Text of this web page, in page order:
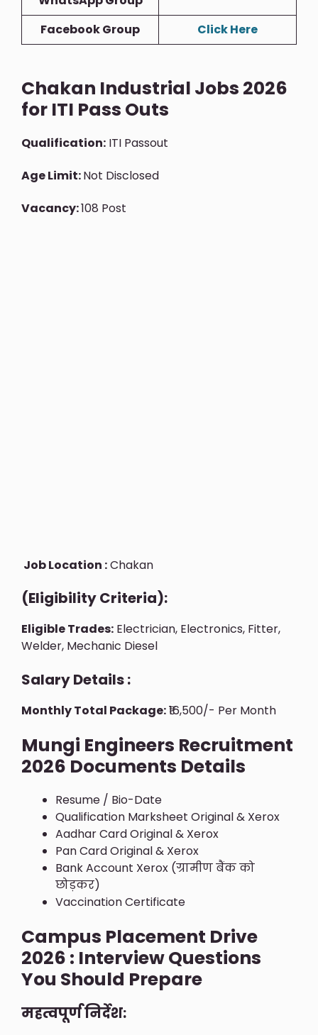
Facebook Group Click Here
Chakan Industrial Jobs 2026
for ITI Pass Outs
Qualification: ITI Passout
Age Limit:Not Disclosed
Vacancy:108 Post
Job Location :Chakan
(Eligibility Criteria):
Eligible Trades: Electrician, Electronics, Fitter,
Welder, Mechanic Diesel
Salary Details :
Monthly Total Package:₹16,500/- Per Month
Mungi Engineers Recruitment
2026 Documents Details
Resume / Bio-Date
Qualification Marksheet Original & Xerox
Aadhar Card Original & Xerox
Pan Card Original & Xerox
Bank Account Xerox (ग्रामीण बैंक को
छोड़कर)
Vaccination Certificate
Campus Placement Drive
2026 : Interview Questions
You Should Prepare
महत्वपूर्ण निर्देश: